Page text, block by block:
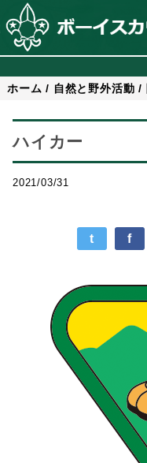
ホーム / 自然と野外活動 /
ハイカー
2021/03/31
t f